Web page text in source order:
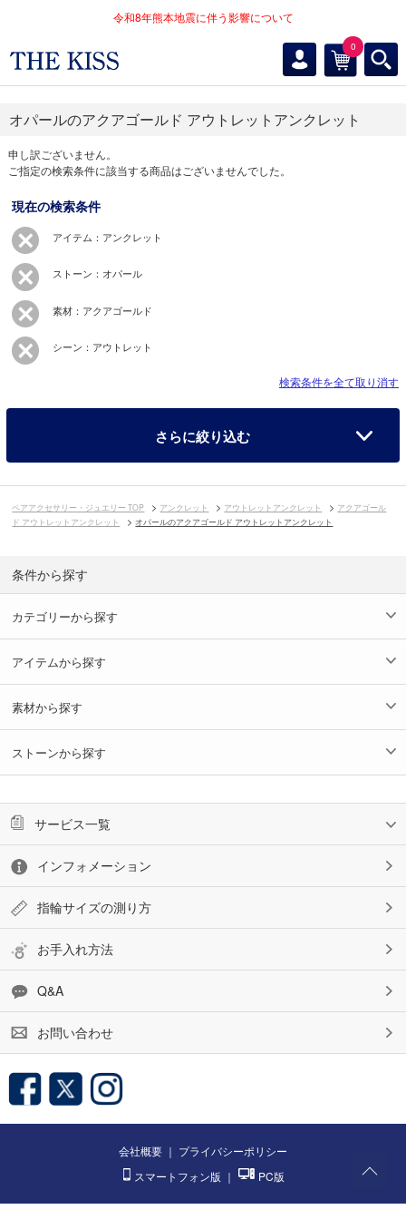
令和8年熊本地震に伴う影響について
0
オパールのアクアゴールド アウトレットアンクレット
申し訳ございません。
ご指定の検索条件に該当する商品はございませんでした。
現在の検索条件
アイテム：アンクレット
ストーン：オパール
素材：アクアゴールド
シーン：アウトレット
検索条件を全て取り消す
さらに絞り込む
ペアアクセサリー・ジュエリー TOP アンクレット アウトレットアンクレット
アクアゴール
ド アウトレットアンクレット
オパールのアクアゴールド アウトレットアンクレット
条件から探す
カテゴリーから探す
アイテムから探す
素材から探す
ストーンから探す
サービス一覧
インフォメーション
指輪サイズの測り方
お手入れ方法
Q&A
お問い合わせ
会社概要 ｜ プライバシーポリシー
スマートフォン版 ｜ PC版